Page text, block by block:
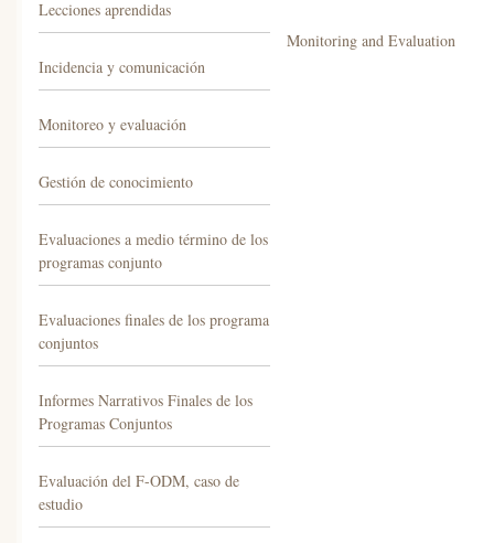
Lecciones aprendidas
Incidencia y comunicación
Monitoreo y evaluación
Gestión de conocimiento
Evaluaciones a medio término de los
programas conjunto
Evaluaciones finales de los programa
conjuntos
Informes Narrativos Finales de los
Programas Conjuntos
Evaluación del F-ODM, caso de
estudio
Monitoring and Evaluation